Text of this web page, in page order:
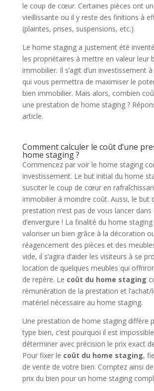
le coup de cœur. Certaines pièces ont
vieillissante ou il y reste des finitions à
(plaintes, prises, suspensions, etc.).
Le home staging a justement été
les propriétaires à mettre en valeur leur
immobilier. Il s’agit d’un investissement
qui vous permettra de maximiser le
bien immobilier. Mais alors, combien
une prestation de home staging ?
article.
Comment calculer le coût d’une
home staging ?
Commencez par voir le home staging
investissement. Le but initial du home
susciter le coup de cœur en
immobilier à moindre coût. Aussi, le but
prestation n’est pas de vous lancer
d’envergure ! La finalité du home
valoriser un bien grâce à la décoration
réagencement des pièces et des
vide, il s’agira d’aider les visiteurs à se
location de quelques meubles qui
de repère. Le coût du home staging
rémunération de la prestation et
matériel nécessaire au home staging.
Une prestation de home staging diffère
type bien, c’est pourquoi il est
déterminer avec précision le prix exact
Pour fixer le coût du home staging,
de vente de votre bien. Comptez ainsi
prix du bien pour un home staging